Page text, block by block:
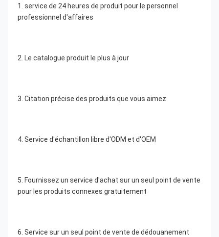
1. service de 24 heures de produit pour le personnel
professionnel d'affaires
2. Le catalogue produit le plus à jour
3. Citation précise des produits que vous aimez
4. Service d'échantillon libre d'ODM et d'OEM
5. Fournissez un service d'achat sur un seul point de vente
pour les produits connexes gratuitement
6. Service sur un seul point de vente de dédouanement